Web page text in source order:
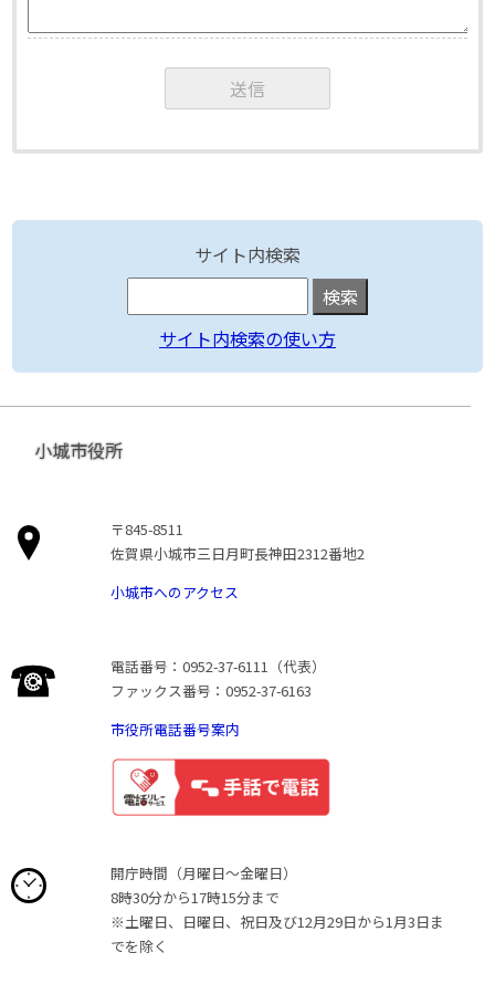
サイト内検索
サイト内検索の使い方
小城市役所
〒845-8511
佐賀県小城市三日月町長神田2312番地2
小城市へのアクセス
電話番号：0952-37-6111（代表）
ファックス番号：0952-37-6163
市役所電話番号案内
開庁時間（月曜日〜金曜日）
8時30分から17時15分まで
※土曜日、日曜日、祝日及び12月29日から1月3日ま
でを除く